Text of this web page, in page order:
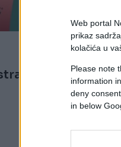
Web portal
prikaz
kolačića u
Please note
information
deny
in below
jezike po